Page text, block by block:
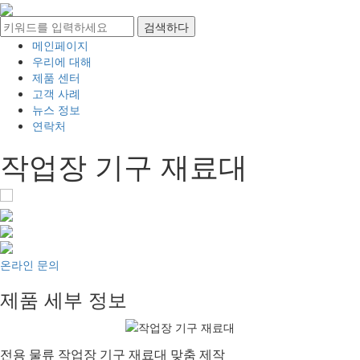
메인페이지
우리에 대해
제품 센터
고객 사례
뉴스 정보
연락처
작업장 기구 재료대
온라인 문의
제품 세부 정보
전용 물류 작업장 기구 재료대 맞춤 제작